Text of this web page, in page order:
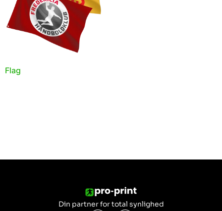
Flag
Din partner for total synlighed